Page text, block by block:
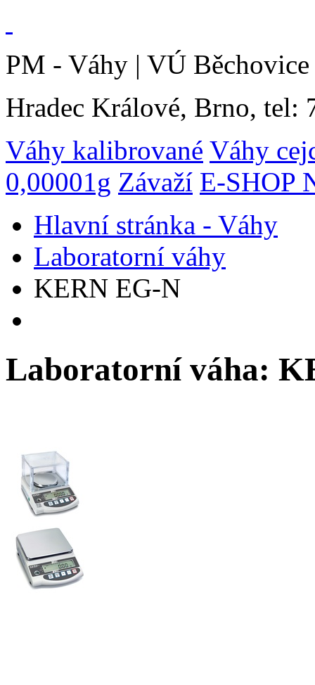
PM - Váhy | VÚ Běchovice
Hradec Králové, Brno, tel:
Váhy kalibrované Váhy
0,00001g Závaží E-SHOP
Hlavní stránka - Váhy
Laboratorní váhy
KERN EG-N
Laboratorní váha: